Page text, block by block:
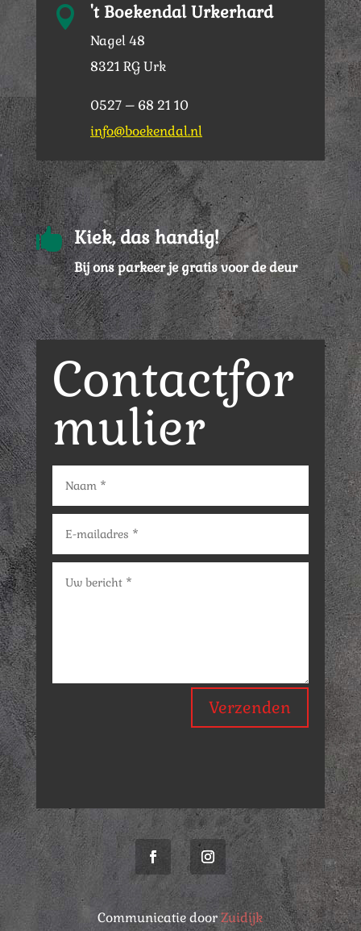
 't Boekendal Urkerhard
Nagel 48
8321 RG Urk
0527 – 68 21 10
info@boekendal.nl
 Kiek, das handig!
Bij ons parkeer je gratis voor de deur
Contactfor
mulier
Verzenden
Communicatie door Zuidijk